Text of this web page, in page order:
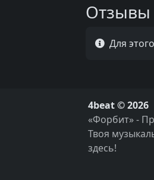
Отзывы
Для
4beat © 2026
«Форбит» -
Твоя
здесь!